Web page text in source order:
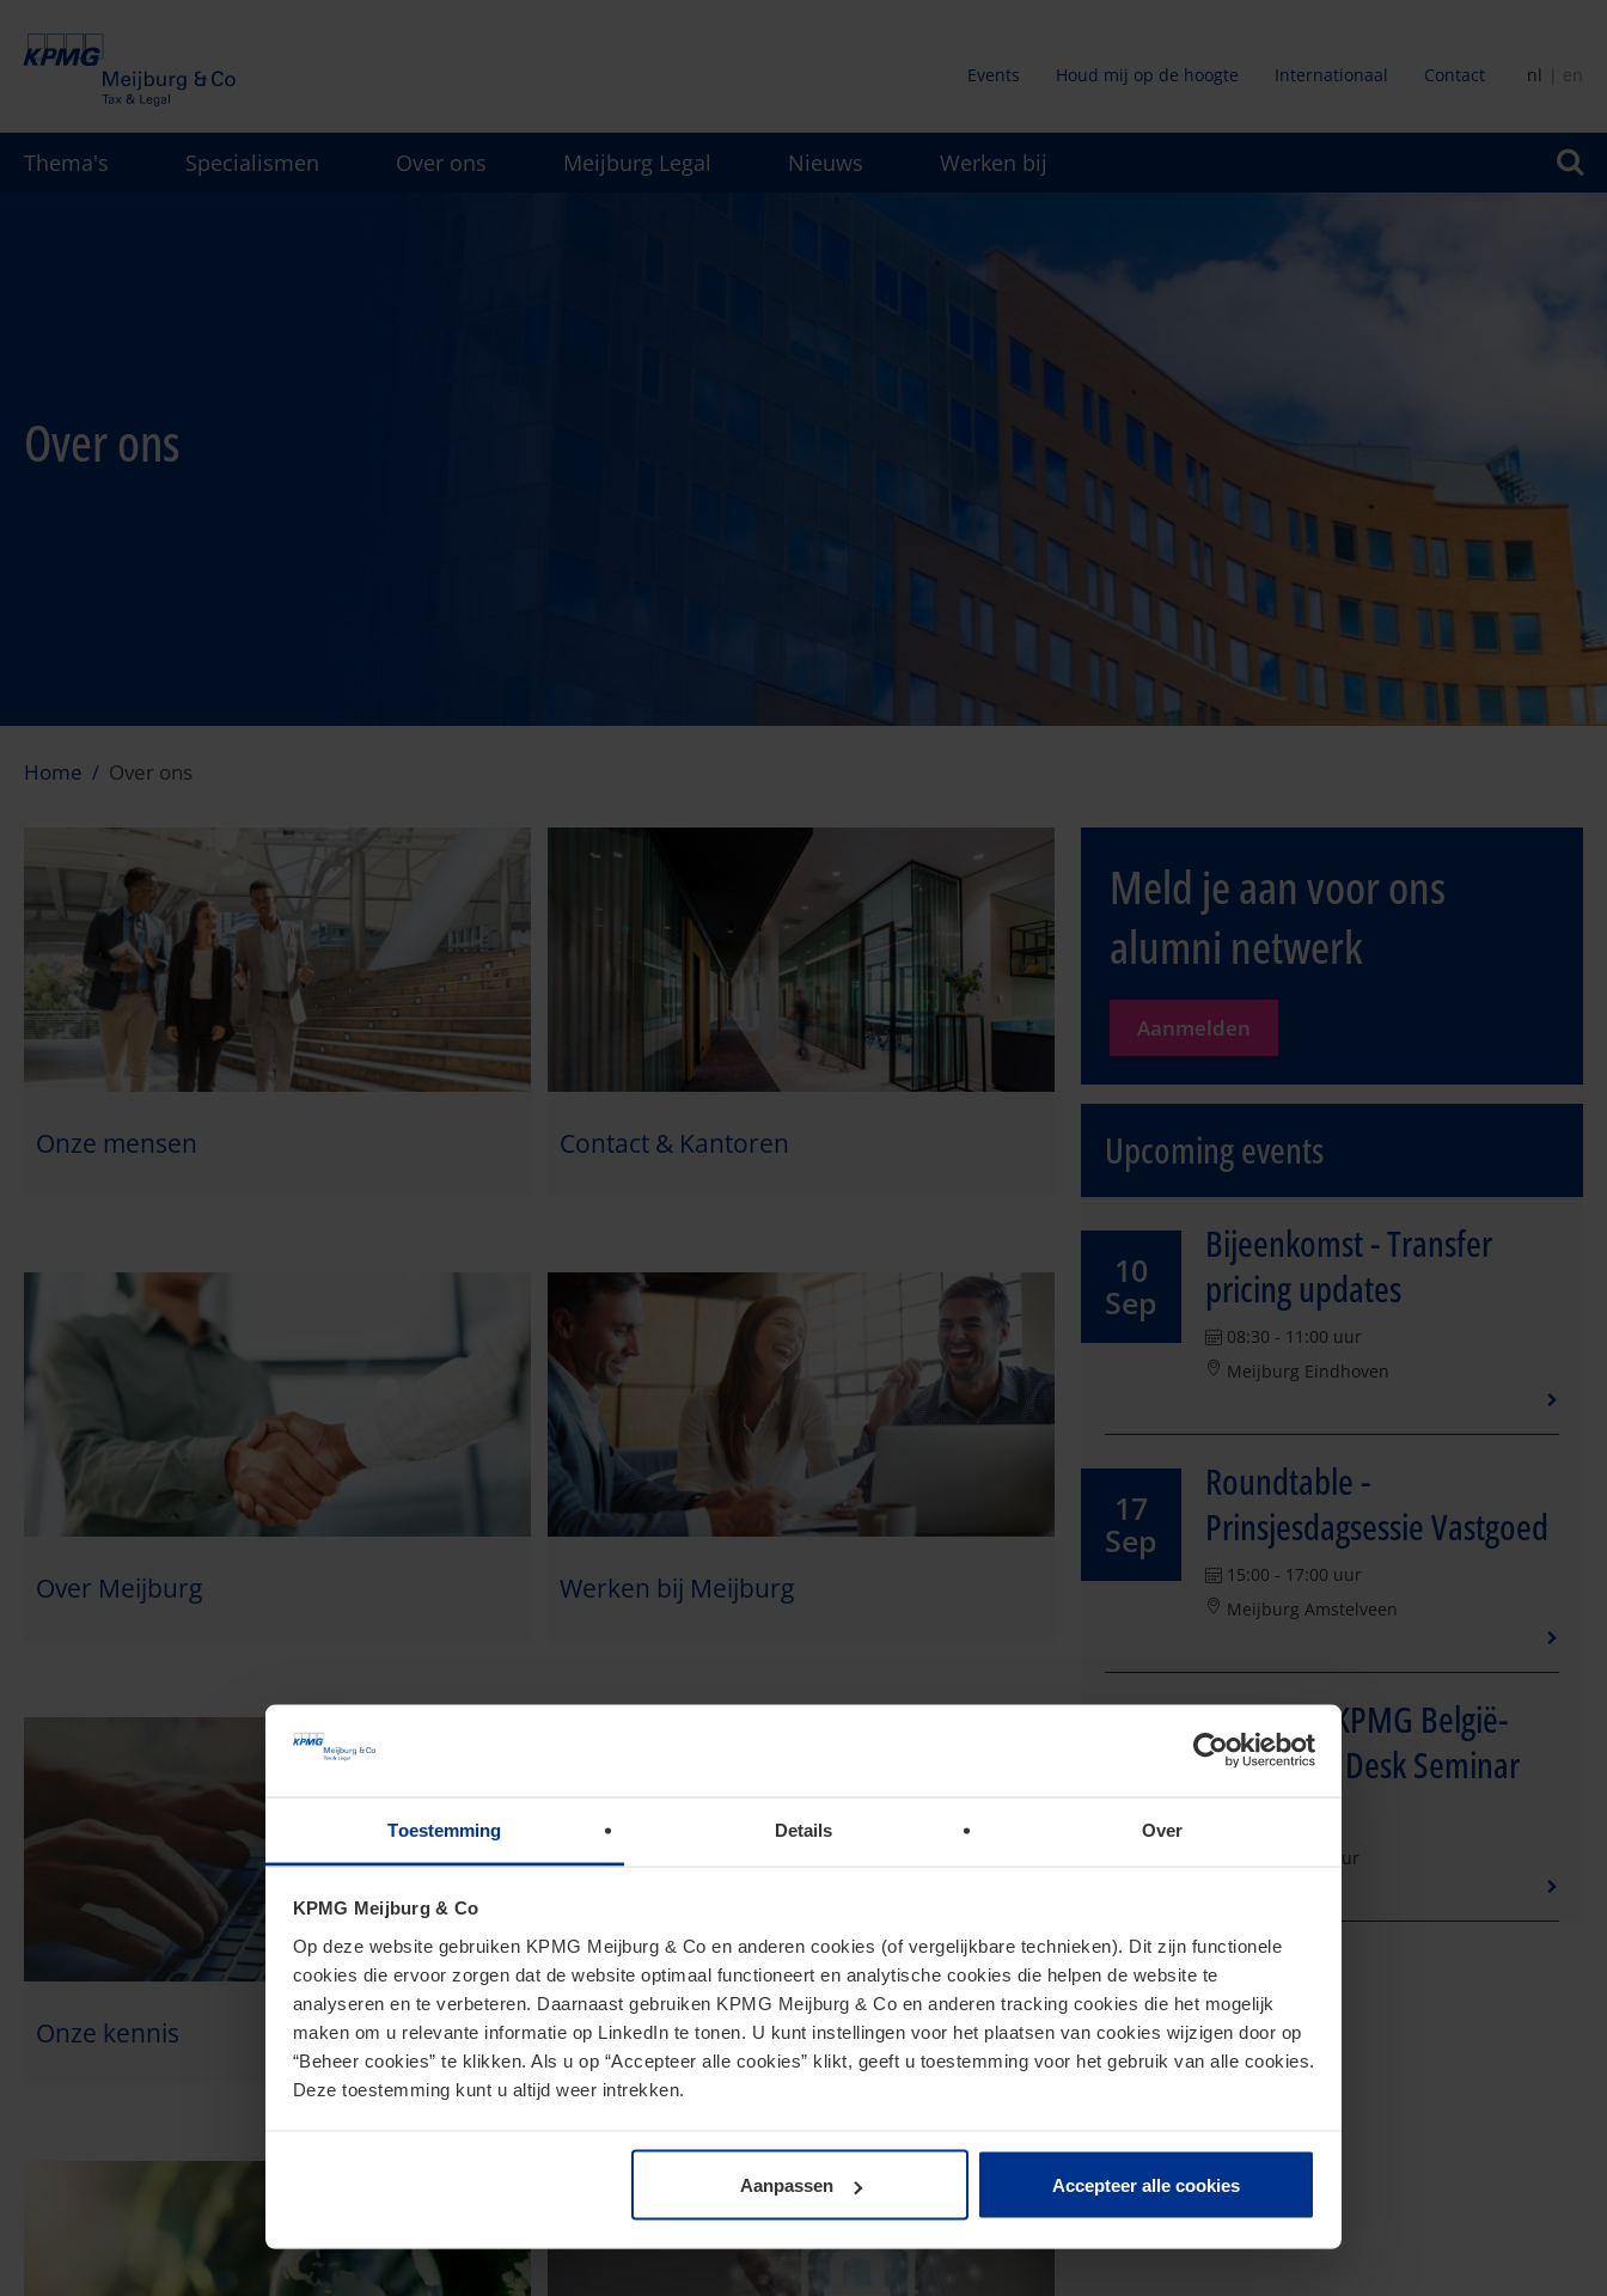
Toestemming Details Over
KPMG Meijburg & Co
Op deze website gebruiken KPMG Meijburg & Co en anderen cookies (of vergelijkbare technieken). Dit zijn functionele
cookies die ervoor zorgen dat de website optimaal functioneert en analytische cookies die helpen de website te
analyseren en te verbeteren. Daarnaast gebruiken KPMG Meijburg & Co en anderen tracking cookies die het mogelijk
maken om u relevante informatie op LinkedIn te tonen. U kunt instellingen voor het plaatsen van cookies wijzigen door op
“Beheer cookies” te klikken. Als u op “Accepteer alle cookies” klikt, geeft u toestemming voor het gebruik van alle cookies.
Deze toestemming kunt u altijd weer intrekken.
Aanpassen Accepteer alle cookies
gaan
Secundair
menu
Events Houd mij op de hoogte Internationaal Contact nl en
Thema's Specialismen Over ons Meijburg Legal Nieuws Werken bij
Over ons
Home Over ons
Onze mensen Contact & Kantoren
Over Meijburg Werken bij Meijburg
Onze kennis Sponsoring
Meld je aan voor ons
alumni netwerk
Aanmelden
Upcoming events
10
Sep
Bijeenkomst - Transfer
pricing updates
08:30 - 11:00 uur
Meijburg Eindhoven
17
Sep
Roundtable -
Prinsjesdagsessie Vastgoed
15:00 - 17:00 uur
Meijburg Amstelveen
Seminar - KPMG België-
Nederland Desk Seminar
09:30 - 13:30 uur